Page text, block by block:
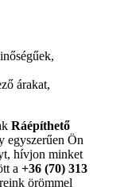
árakat,
Ráépíthető
egyszerűen Ön
hívjon minket
a +36 (70) 313
örömmel